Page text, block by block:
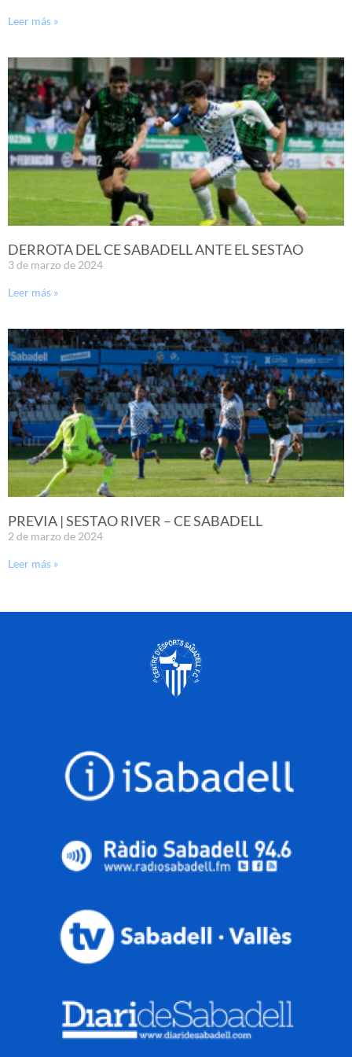
Leer más »
DERROTA DEL CE SABADELL ANTE EL SESTAO
3 de marzo de 2024
Leer más »
PREVIA | SESTAO RIVER – CE SABADELL
2 de marzo de 2024
Leer más »